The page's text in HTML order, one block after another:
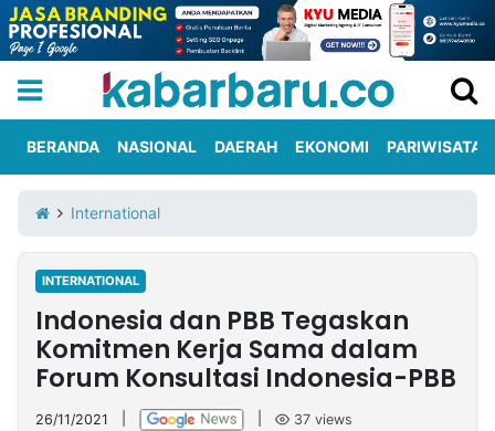
Iklan
Berita
Kami
Nasional
International
Olahraga
Entertainment
Daerah
Pariwisata
Kuliner
Kolom
Network
BERANDA NASIONAL DAERAH EKONOMI PARIWISATA
International
INTERNATIONAL
Indonesia dan PBB Tegaskan
Komitmen Kerja Sama dalam
Forum Konsultasi Indonesia-PBB
26/11/2021 37 views